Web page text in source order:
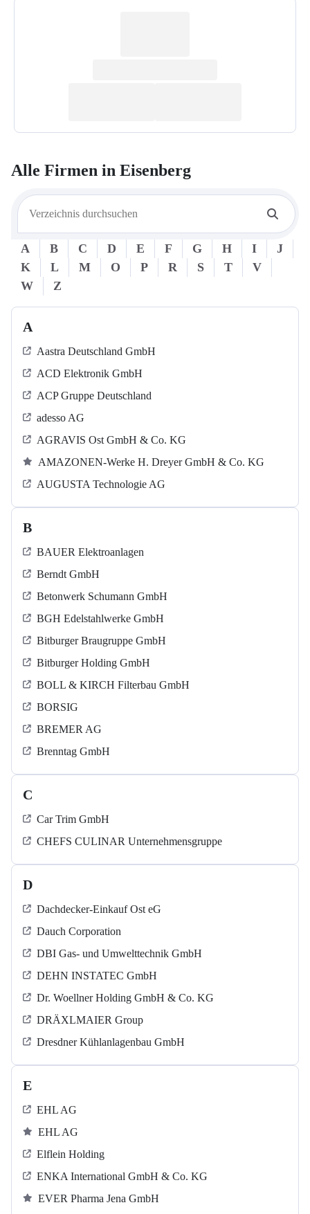
Alle Firmen in Eisenberg
A B C D E F G H I
J
K
L M O P R S T
V
W
Z
A
Aastra Deutschland GmbH
ACD Elektronik GmbH
ACP Gruppe Deutschland
adesso AG
AGRAVIS Ost GmbH & Co. KG
AMAZONEN-Werke H. Dreyer GmbH & Co. KG
AUGUSTA Technologie AG
B
BAUER Elektroanlagen
Berndt GmbH
Betonwerk Schumann GmbH
BGH Edelstahlwerke GmbH
Bitburger Braugruppe GmbH
Bitburger Holding GmbH
BOLL & KIRCH Filterbau GmbH
BORSIG
BREMER AG
Brenntag GmbH
C
Car Trim GmbH
CHEFS CULINAR Unternehmensgruppe
D
Dachdecker-Einkauf Ost eG
Dauch Corporation
DBI Gas- und Umwelttechnik GmbH
DEHN INSTATEC GmbH
Dr. Woellner Holding GmbH & Co. KG
DRÄXLMAIER Group
Dresdner Kühlanlagenbau GmbH
E
EHL AG
EHL AG
Elflein Holding
ENKA International GmbH & Co. KG
EVER Pharma Jena GmbH